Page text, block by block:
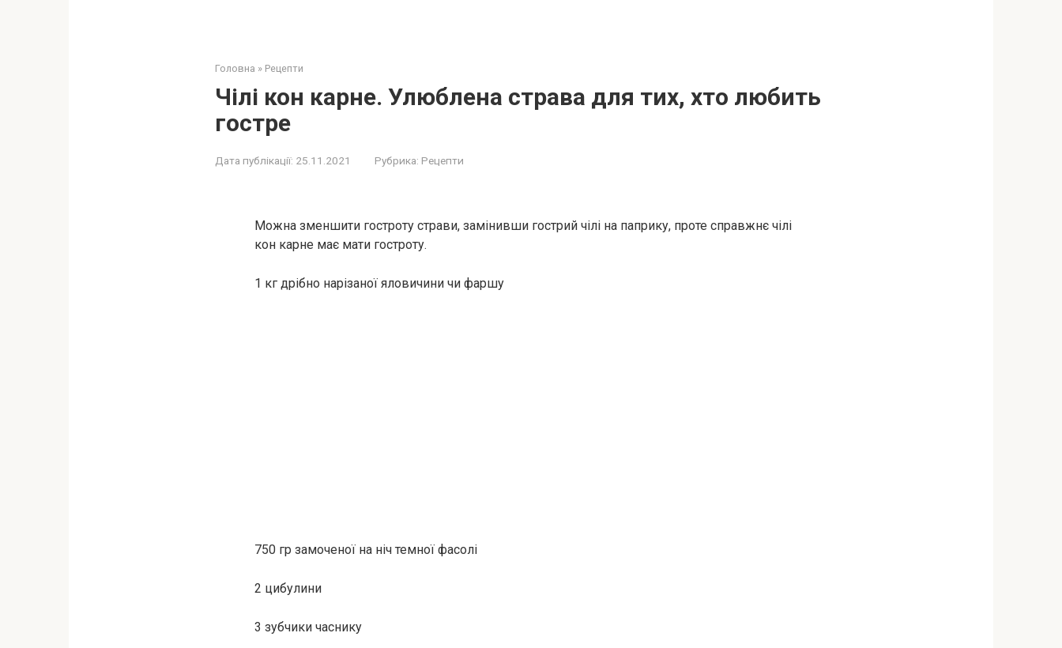
Головна » Рецепти
Чілі кон карне. Улюблена страва для тих, хто любить
гостре
Дата публікації: 25.11.2021 Рубрика: Рецепти
Можна зменшити гостроту страви, замінивши гострий чілі на паприку, проте справжнє чілі
кон карне має мати гостроту.
1 кг дрібно нарізаної яловичини чи фаршу
750 гр замоченої на ніч темної фасолі
2 цибулини
3 зубчики часнику